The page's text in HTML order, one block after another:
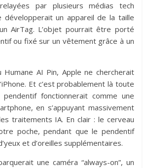
par plusieurs médias tech
développerait un appareil de la taille
AirTag. L’objet pourrait être porté
ou fixé sur un vêtement grâce à un
Humane AI Pin, Apple ne chercherait
Et c’est probablement là toute
fonctionnerait comme une
en s’appuyant massivement
traitements IA. En clair : le cerveau
poche, pendant que le pendentif
et d’oreilles supplémentaires.
une caméra “always-on”, un